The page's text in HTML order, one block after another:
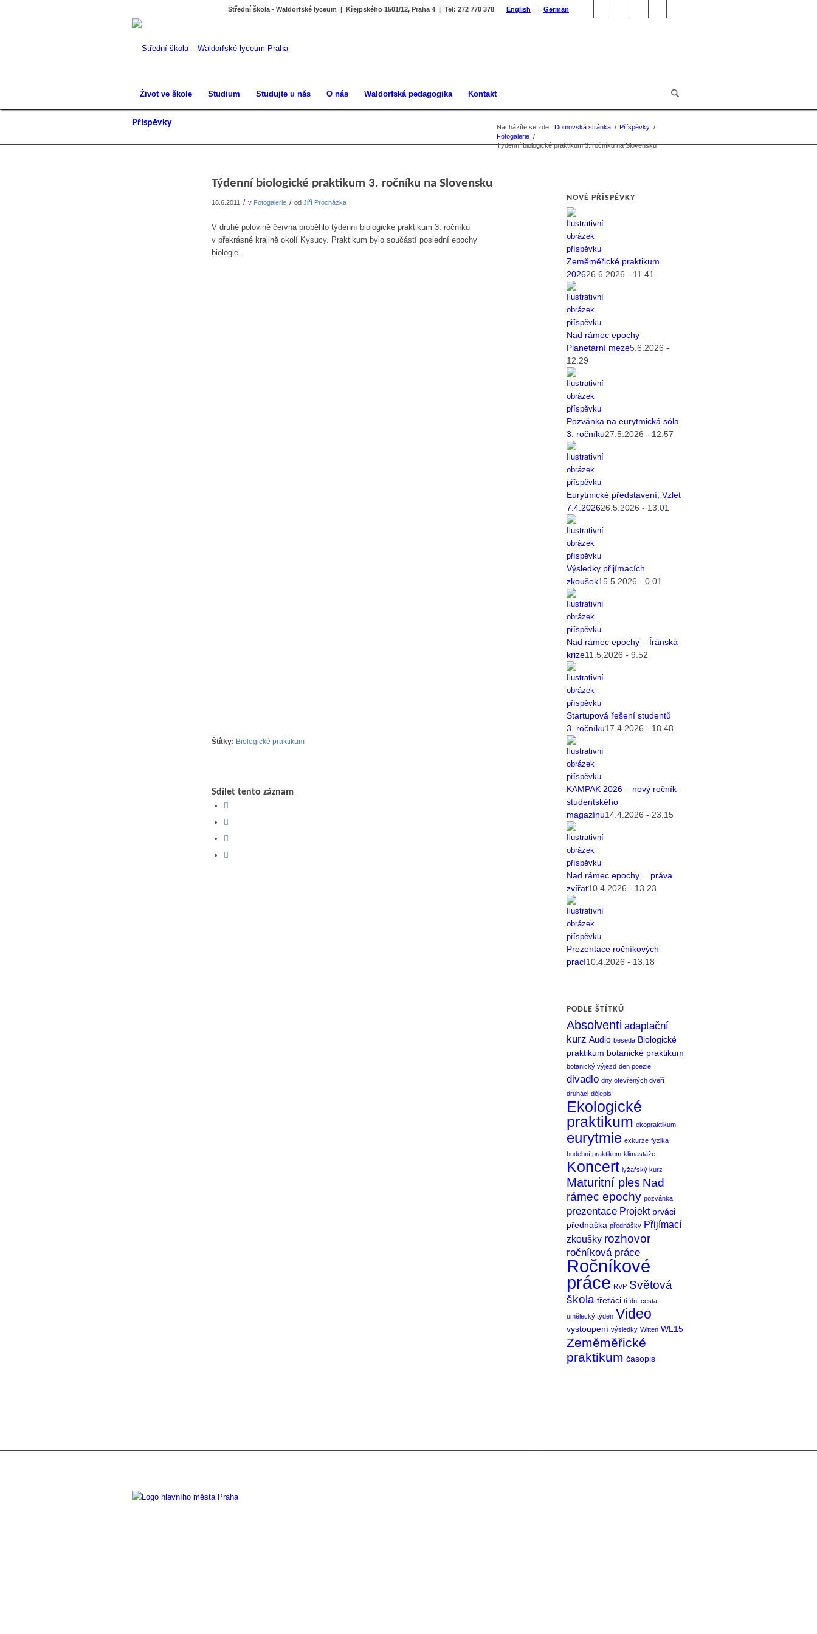
English German
Střední škola - Waldorfské lyceum | Křejpského 1501/12, Praha 4 | Tel: 272 770 378
Život ve škole Studium Studujte u nás O nás Waldorfská pedagogika Kontakt
Příspěvky Nacházíte se zde: Domovská stránka / Příspěvky /
Fotogalerie /
Týdenní biologické praktikum 3. ročníku na Slovensku
Týdenní biologické praktikum 3. ročníku na Slovensku
18.6.2011 / v Fotogalerie / od Jiří Procházka
V druhé polovině června proběhlo týdenní biologické praktikum 3. ročníku
v překrásné krajině okolí Kysucy. Praktikum bylo součástí poslední epochy
biologie.
Štítky: Biologické praktikum
Sdílet tento záznam
NOVÉ PŘÍSPĚVKY
Zeměměřické praktikum
202626.6.2026 - 11.41
Nad rámec epochy –
Planetární meze5.6.2026 -
12.29
Pozvánka na eurytmická sóla
3. ročníku27.5.2026 - 12.57
Eurytmické představení, Vzlet
7.4.202626.5.2026 - 13.01
Výsledky přijímacích
zkoušek15.5.2026 - 0.01
Nad rámec epochy – Íránská
krize11.5.2026 - 9.52
Startupová řešení studentů
3. ročníku17.4.2026 - 18.48
KAMPAK 2026 – nový ročník
studentského
magazínu14.4.2026 - 23.15
Nad rámec epochy… práva
zvířat10.4.2026 - 13.23
Prezentace ročníkových
prací10.4.2026 - 13.18
PODLE ŠTÍTKŮ
Absolventi adaptační
kurz Audio beseda Biologické
praktikum botanické praktikum
botanický výjezd den poezie
divadlo dny otevřených dveří
druháci dějepis
Ekologické
praktikum ekopraktikum
eurytmie exkurze fyzika
hudební praktikum klimastáže
Koncert lyžařský kurz
Maturitní ples Nad
rámec epochy pozvánka
prezentace Projekt prváci
přednáška přednášky Přijímací
zkoušky rozhovor
ročníková práce
Ročníkové
práce RVP Světová
škola třeťáci třídní cesta
umělecký týden Video
vystoupení výsledky Witten WL15
Zeměměřické
praktikum časopis